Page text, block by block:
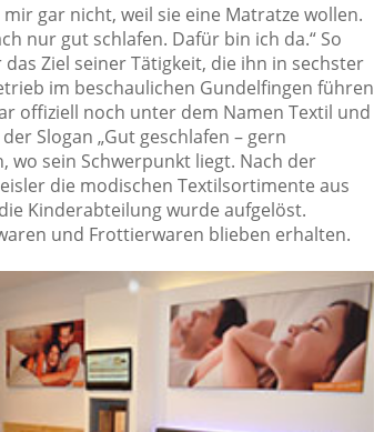
gar nicht, weil sie eine Matratze wollen.
nur gut schlafen. Dafür bin ich da.“ So
Ziel seiner Tätigkeit, die ihn in sechster
im beschaulichen Gundelfingen führen
offiziell noch unter dem Namen Textil und
Slogan „Gut geschlafen – gern
wo sein Schwerpunkt liegt. Nach der
die modischen Textilsortimente aus
Kinderabteilung wurde aufgelöst.
und Frottierwaren blieben erhalten.